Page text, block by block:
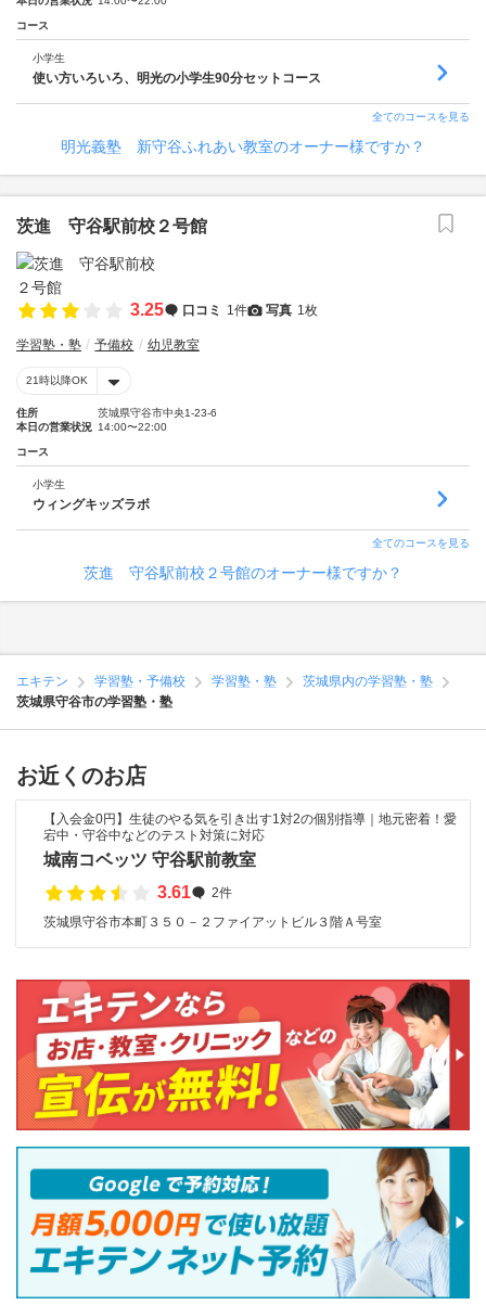
コース
小学生
使い方いろいろ、明光の小学生90分セットコース
全てのコースを見る
明光義塾 新守谷ふれあい教室のオーナー様ですか？
茨進 守谷駅前校２号館
3.25 口コミ 1件 写真 1枚
学習塾・塾 予備校 幼児教室
21時以降OK
住所
茨城県守谷市中央1-23-6
本日の営業状況 14:00〜22:00
コース
小学生
ウィングキッズラボ
全てのコースを見る
茨進 守谷駅前校２号館のオーナー様ですか？
エキテン 学習塾・予備校 学習塾・塾
茨城県内の学習塾・塾
茨城県守谷市の学習塾・塾
お近くのお店
【入会金0円】生徒のやる気を引き出す1対2の個別指導｜地元密着！愛
宕中・守谷中などのテスト対策に対応
城南コベッツ 守谷駅前教室
3.61
2件
茨城県守谷市本町３５０－２ファイアットビル３階Ａ号室